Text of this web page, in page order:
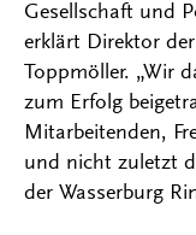
Gesellschaft und
erklärt Direktor
Toppmöller. „Wir
zum Erfolg
Mitarbeitenden,
und nicht zuletzt
der Wasserburg